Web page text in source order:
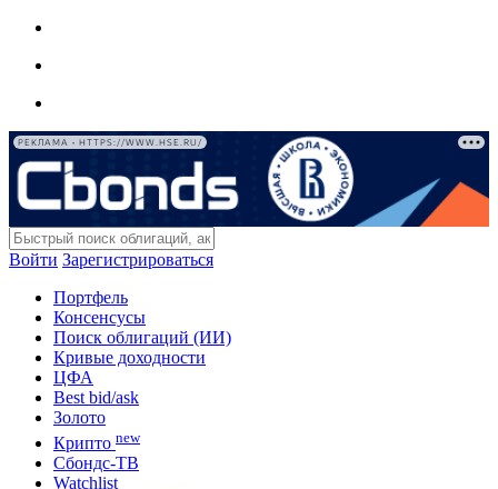
РЕКЛАМА • HTTPS://WWW.HSE.RU/
Войти Зарегистрироваться
Портфель
Консенсусы
Поиск облигаций (ИИ)
Кривые доходности
ЦФА
Best bid/ask
Золото
Крипто new
Сбондс-ТВ
Watchlist